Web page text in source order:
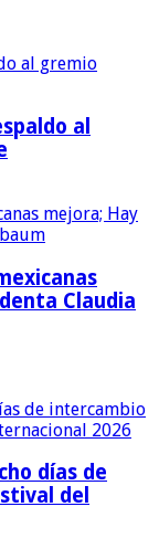
al
Claudia
días de
del